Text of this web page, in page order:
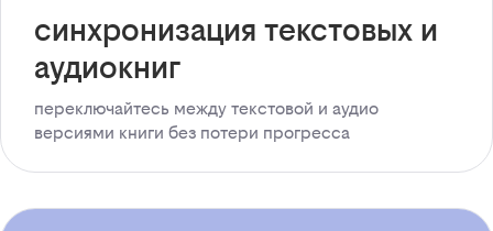
синхронизация текстовых и
аудиокниг
переключайтесь между текстовой и аудио
версиями книги без потери прогресса